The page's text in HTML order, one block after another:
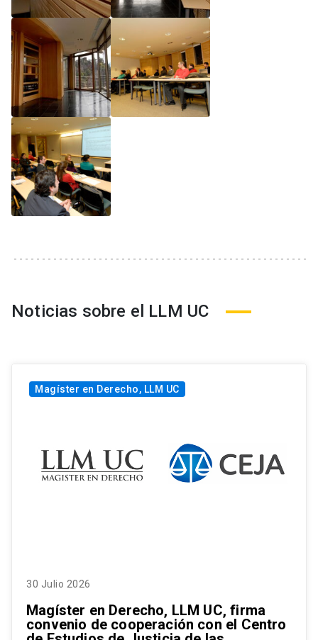
Noticias sobre el LLM UC
Magíster en Derecho, LLM UC
30 Julio 2026
Magíster en Derecho, LLM UC, firma
convenio de cooperación con el Centro